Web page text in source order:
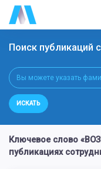
Поиск публикаций
ИСКАТЬ
Ключевое слово
публикациях